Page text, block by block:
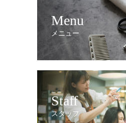
Menu
メニュー
Staff
スタッフ